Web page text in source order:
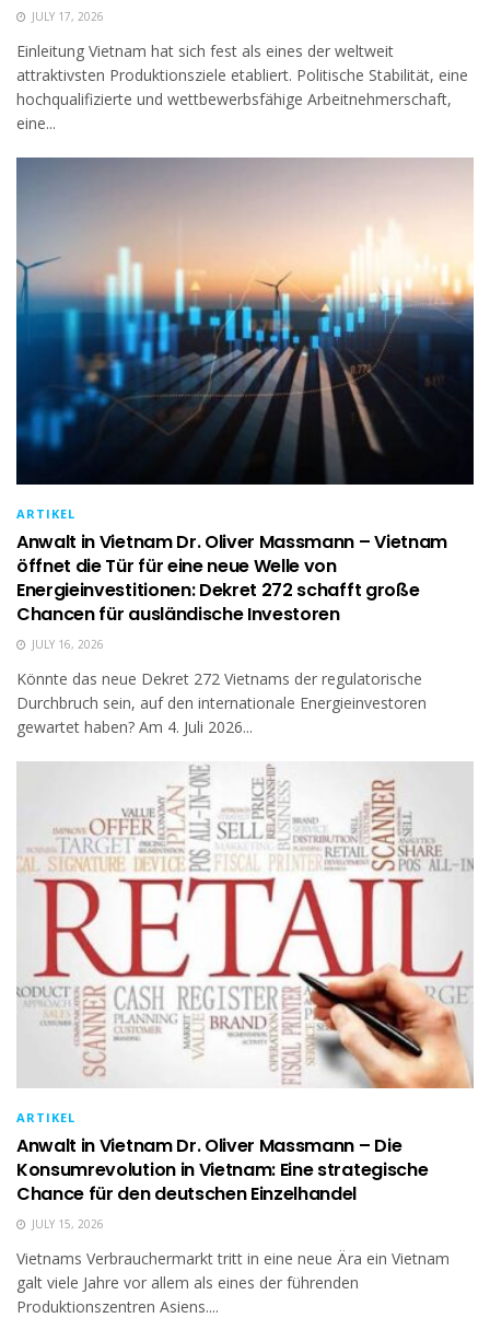
JULY 17, 2026
Einleitung Vietnam hat sich fest als eines der weltweit
attraktivsten Produktionsziele etabliert. Politische Stabilität, eine
hochqualifizierte und wettbewerbsfähige Arbeitnehmerschaft,
eine...
ARTIKEL
Anwalt in Vietnam Dr. Oliver Massmann – Vietnam
öffnet die Tür für eine neue Welle von
Energieinvestitionen: Dekret 272 schafft große
Chancen für ausländische Investoren
JULY 16, 2026
Könnte das neue Dekret 272 Vietnams der regulatorische
Durchbruch sein, auf den internationale Energieinvestoren
gewartet haben? Am 4. Juli 2026...
ARTIKEL
Anwalt in Vietnam Dr. Oliver Massmann – Die
Konsumrevolution in Vietnam: Eine strategische
Chance für den deutschen Einzelhandel
JULY 15, 2026
Vietnams Verbrauchermarkt tritt in eine neue Ära ein Vietnam
galt viele Jahre vor allem als eines der führenden
Produktionszentren Asiens....